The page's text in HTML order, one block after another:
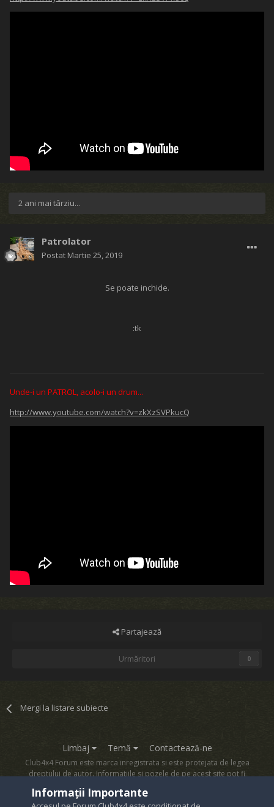
2 ani mai târziu...
Patrolator
Postat Martie 25, 2019
Se poate inchide.
:tk
Unde-i un PATROL, acolo-i un drum...
http://www.youtube.com/watch?v=zkXzSVPkucQ
Partajează
Urmăritori 0
Mergi la listare subiecte
Limbaj Temă Contactează-ne
Club4x4 Forum este marca inregistrata si este protejata de legea
dreptului de autor. Informatiile si pozele de pe acest site pot fi
Powered by Invision Community
Informații Importante